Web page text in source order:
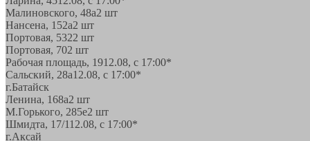
Малиновского, 48а2 шт
Нансена, 152а2 шт
Портовая, 5322 шт
Портовая, 702 шт
Рабочая площадь, 1912.08, с 17:00*
Сальский, 28a12.08, с 17:00*
г.Батайск
Ленина, 168а2 шт
М.Горького, 285е2 шт
Шмидта, 17/112.08, с 17:00*
г.Аксай